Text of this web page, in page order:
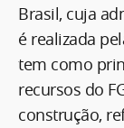
Brasil, cuja
é realizada
tem como
recursos do
construção,